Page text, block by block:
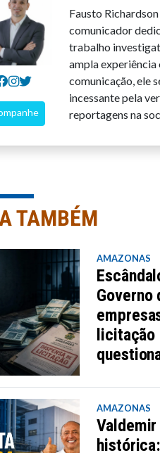
Fausto
comunicador
trabalho
ampla experiência
comunicação, ele
incessante pela
reportagens na
TAMBÉM
AMAZONAS
Governo
AMAZONAS